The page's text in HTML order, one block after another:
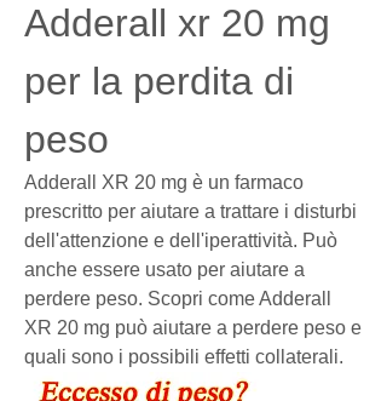
Adderall xr 20 mg
per la perdita di
peso
Adderall XR 20 mg è un farmaco
prescritto per aiutare a trattare i disturbi
dell'attenzione e dell'iperattività. Può
anche essere usato per aiutare a
perdere peso. Scopri come Adderall
XR 20 mg può aiutare a perdere peso e
quali sono i possibili effetti collaterali.